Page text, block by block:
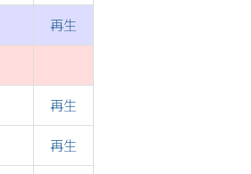
再生
再生
再生